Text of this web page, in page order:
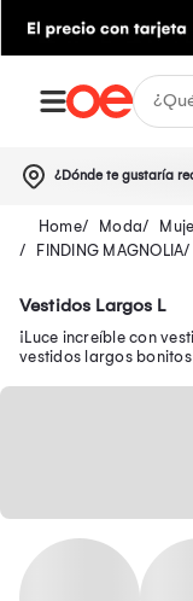
¿Dónde te gustaría
Moda
FINDING MAGNOLIA
Vestidos Largos L
¡Luce increíble con
vestidos largos